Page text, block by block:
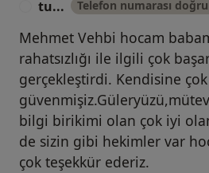
tu... Telefon numarası
Mehmet Vehbi hocam
rahatsızlığı ile ilgili çok
gerçekleştirdi. Kendisine
bilgi birikimi olan çok iyi
de sizin gibi hekimler var
çok teşekkür ederiz.